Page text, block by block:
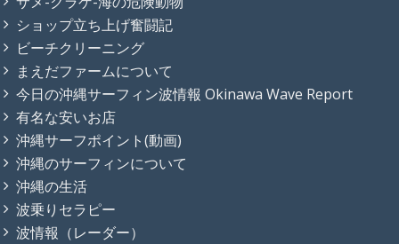
ショップ立ち上げ奮闘記
ビーチクリーニング
まえだファームについて
今日の沖縄サーフィン波情報 Okinawa Wave Report
有名な安いお店
沖縄サーフポイント(動画)
沖縄のサーフィンについて
沖縄の生活
波乗りセラピー
波情報（レーダー）